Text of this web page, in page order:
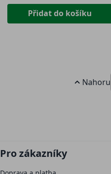
Přidat do košíku
Nahoru
Pro zákazníky